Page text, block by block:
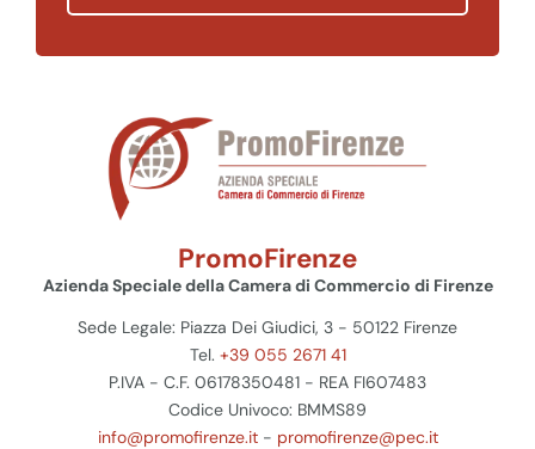
PromoFirenze
Azienda Speciale della Camera di Commercio di Firenze
Sede Legale: Piazza Dei Giudici, 3 - 50122 Firenze
Tel. +39 055 2671 41
P.IVA - C.F. 06178350481 - REA FI607483
Codice Univoco: BMMS89
info@promofirenze.it- promofirenze@pec.it